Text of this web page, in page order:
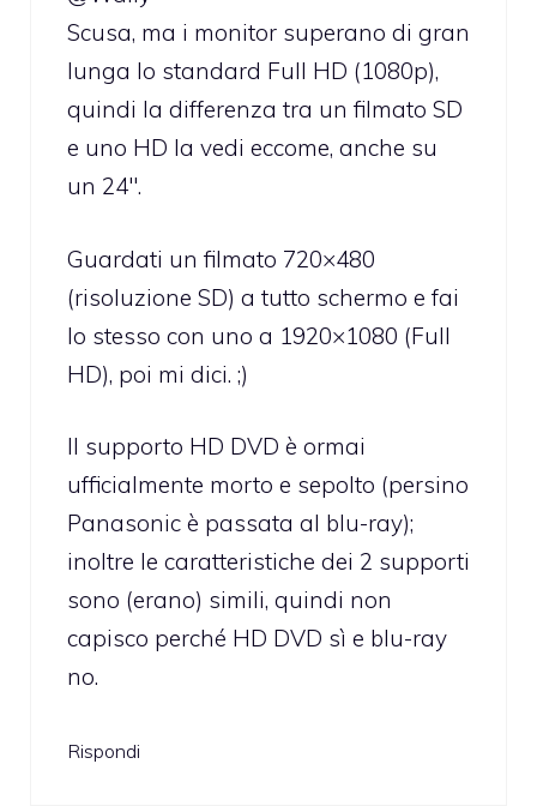
Scusa, ma i monitor superano di gran
lunga lo standard Full HD (1080p),
quindi la differenza tra un filmato SD
e uno HD la vedi eccome, anche su
un 24″.
Guardati un filmato 720×480
(risoluzione SD) a tutto schermo e fai
lo stesso con uno a 1920×1080 (Full
HD), poi mi dici. ;)
Il supporto HD DVD è ormai
ufficialmente morto e sepolto (persino
Panasonic è passata al blu-ray);
inoltre le caratteristiche dei 2 supporti
sono (erano) simili, quindi non
capisco perché HD DVD sì e blu-ray
no.
Rispondi